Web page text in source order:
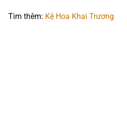
Tìm thêm: Kệ Hoa Khai Trương